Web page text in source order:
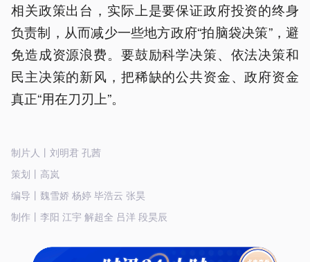
相关政策出台，实际上是要保证政府投资的终身
负责制，从而减少一些地方政府“拍脑袋决策”，避
免造成资源浪费。要鼓励科学决策、依法决策和
民主决策的新风，把稀缺的公共资金、政府资金
真正“用在刀刃上”。
制片人丨刘明君 孔茜
策划丨高岚
编导丨魏雪娇 杨婷 毕浩云 张昊
制作丨李阳 江宇 解超全 吕洋 段昊辰